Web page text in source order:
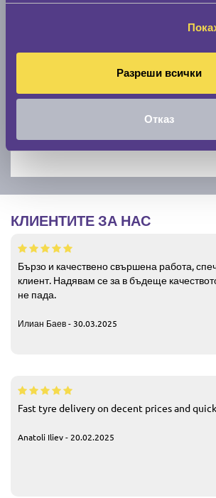
Разреши всички
Отказ
КЛИЕНТИТЕ ЗА НАС
Бързо и качествено свършена работа,
клиент. Надявам се за в бъдеще
не пада.
Илиан Баев - 30.03.2025
Fast tyre delivery on decent prices and
Anatoli Iliev - 20.02.2025